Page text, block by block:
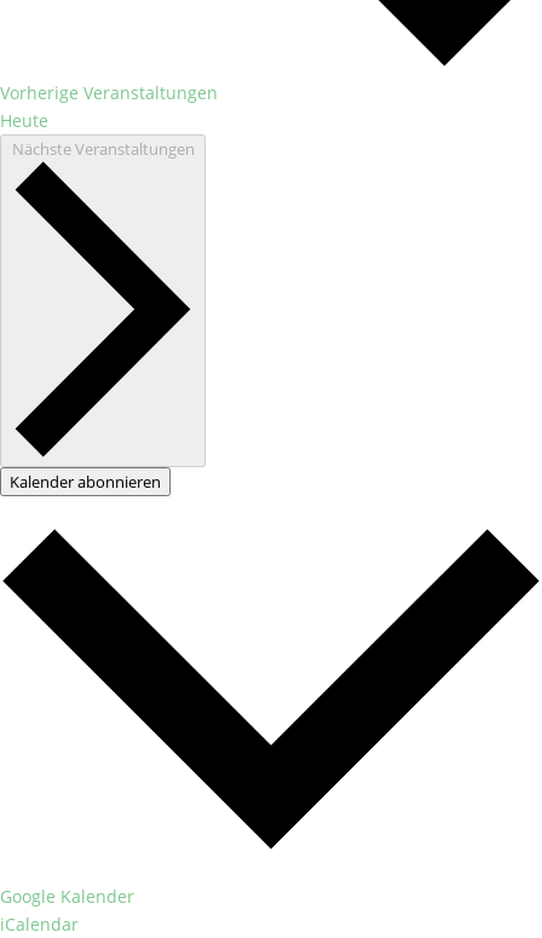
Vorherige Veranstaltungen
Heute
NächsteVeranstaltungen
Kalender abonnieren
Google Kalender
iCalendar